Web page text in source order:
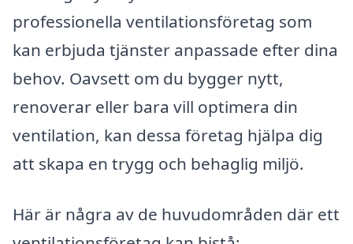
professionella ventilationsföretag som
kan erbjuda tjänster anpassade efter dina
behov. Oavsett om du bygger nytt,
renoverar eller bara vill optimera din
ventilation, kan dessa företag hjälpa dig
att skapa en trygg och behaglig miljö.
Här är några av de huvudområden där ett